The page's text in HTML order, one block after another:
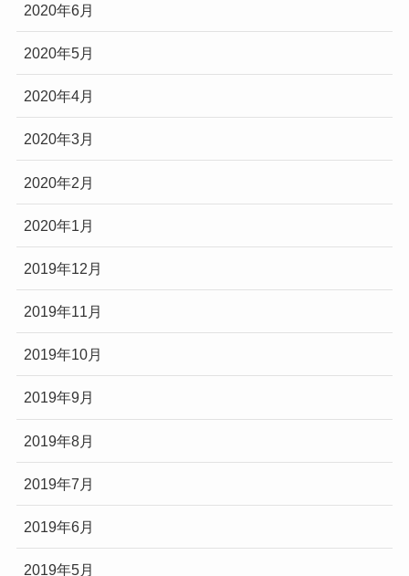
2020年6月
2020年5月
2020年4月
2020年3月
2020年2月
2020年1月
2019年12月
2019年11月
2019年10月
2019年9月
2019年8月
2019年7月
2019年6月
2019年5月